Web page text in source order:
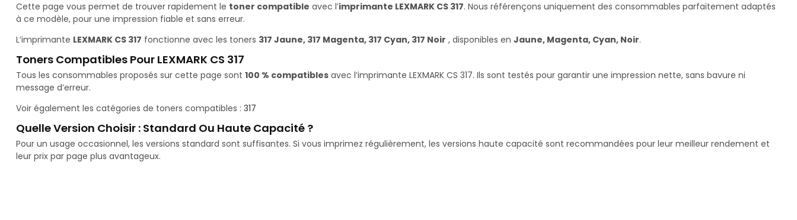
Cette page vous permet de trouver rapidement le toner compatible avec l’imprimante LEXMARK CS 317. Nous référençons uniquement des consommables parfaitement adaptés
à ce modèle, pour une impression fiable et sans erreur.
L’imprimante LEXMARK CS 317 fonctionne avec les toners 317 Jaune, 317 Magenta, 317 Cyan, 317 Noir , disponibles en Jaune, Magenta, Cyan, Noir.
Toners Compatibles Pour LEXMARK CS 317
Tous les consommables proposés sur cette page sont 100 % compatibles avec l’imprimante LEXMARK CS 317. Ils sont testés pour garantir une impression nette, sans bavure ni
message d’erreur.
Voir également les catégories de toners compatibles : 317
Quelle Version Choisir : Standard Ou Haute Capacité ?
Pour un usage occasionnel, les versions standard sont suffisantes. Si vous imprimez régulièrement, les versions haute capacité sont recommandées pour leur meilleur rendement et
leur prix par page plus avantageux.